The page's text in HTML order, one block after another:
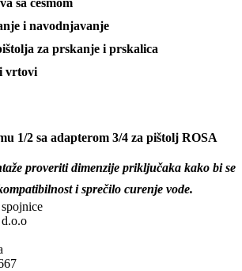
i navodnjavanje
za prskanje i prskalica
vrtovi
1/2 sa adapterom 3/4 za pištolj ROSA
proveriti dimenzije priključaka kako bi se
i sprečilo curenje vode.